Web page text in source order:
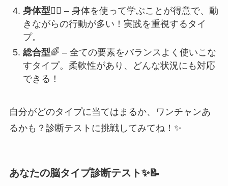
身体型🏃‍♀️ – 身体を使って学ぶことが得意で、動
きながらの行動が多い！実践を重視するタイ
プ。
総合型🌈 – 全ての要素をバランスよく使いこな
すタイプ。柔軟性があり、どんな状況にも対応
できる！
自分がどのタイプに当てはまるか、ワンチャンあ
るかも？診断テストに挑戦してみてね！✨
あなたの脳タイプ診断テスト✨📝